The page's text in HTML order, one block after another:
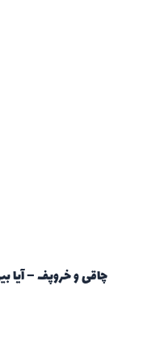
چاقی و خروپف – آیا